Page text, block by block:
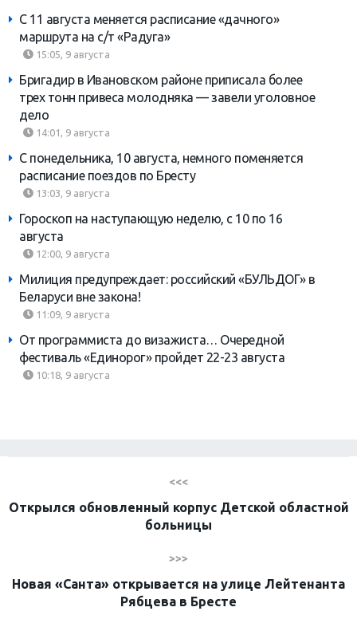
С 11 августа меняется расписание «дачного»
маршрута на с/т «Радуга»
15:05, 9 августа
Бригадир в Ивановском районе приписала более
трех тонн привеса молодняка — завели уголовное
дело
14:01, 9 августа
С понедельника, 10 августа, немного поменяется
расписание поездов по Бресту
13:03, 9 августа
Гороскоп на наступающую неделю, с 10 по 16
августа
12:00, 9 августа
Милиция предупреждает: российский «БУЛЬДОГ» в
Беларуси вне закона!
11:09, 9 августа
От программиста до визажиста… Очередной
фестиваль «Единорог» пройдет 22-23 августа
10:18, 9 августа
<<<
Открылся обновленный корпус Детской областной
больницы
>>>
Новая «Санта» открывается на улице Лейтенанта
Рябцева в Бресте